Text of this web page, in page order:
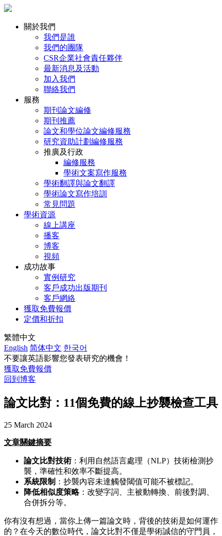
關於我們
我們是誰
我們的團隊
CSR企業社會責任夥伴
最新消息及活動
加入我們
聯絡我們
服務
期刊論文編修
期刊推薦
論文和學位論文編修服務
研究資助計劃編修服務
推廣及行政
編修服務
學術文案寫作服務
學術翻譯與論文翻譯
學術論文寫作培訓
常見問題
學術資源
線上講座
播客
博客
視頻
成功故事
實例研究
客戶成功出版期刊
客戶網絡
獲取免費報價
定價和折扣
繁體中文
English 简体中文 한국어
不要讓英語影響您發表研究的機會！
獲取免費報價
回到博客
論文比對：11個免費的線上抄襲檢查工具
25 March 2024
文章關鍵摘要
論文比對技術：利用自然語言處理（NLP）技術檢測抄
襲，準確性和效率不斷提高。
系統限制 ：抄襲內容未達觸發閾值可能不被標記。
降低相似度策略：改變字詞、主被動轉換、前後對調、
合併拆分等。
你有沒有想過，當你上傳一篇論文時，背後的技術是如何運作
的？在今天的數位時代，論文比對不僅是學術誠信的守門員，